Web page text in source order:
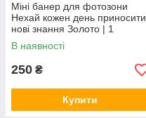
Міні банер для фотозони
Нехай кожен день приносити
нові знання Золото | 1
вересня
В наявності
250 ₴
Купити